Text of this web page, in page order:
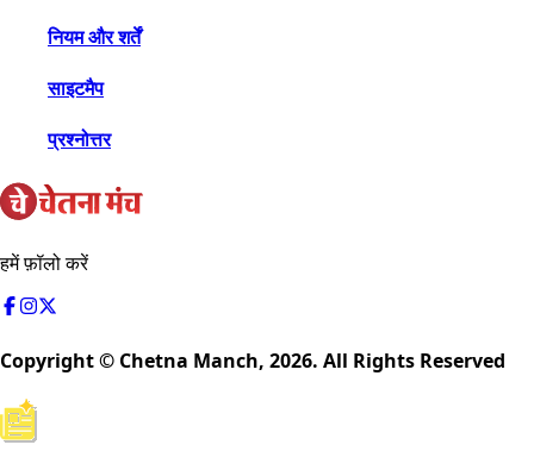
नियम और शर्तें
साइटमैप
प्रश्नोत्तर
हमें फ़ॉलो करें
Copyright © Chetna Manch, 2026. All Rights Reserved